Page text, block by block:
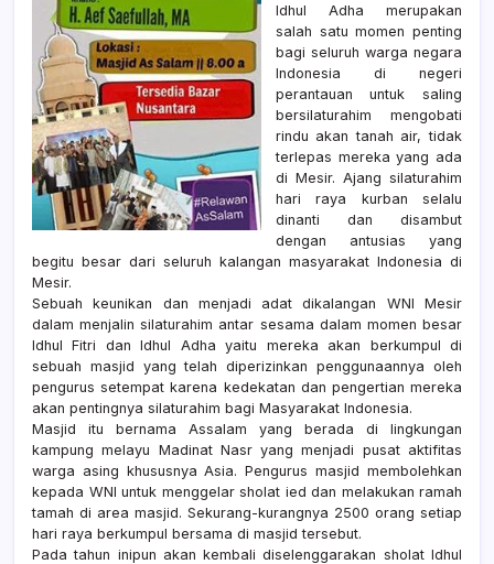
Idhul Adha merupakan
salah satu momen penting
bagi seluruh warga negara
Indonesia di negeri
perantauan untuk saling
bersilaturahim mengobati
rindu akan tanah air, tidak
terlepas mereka yang ada
di Mesir. Ajang silaturahim
hari raya kurban selalu
dinanti dan disambut
dengan antusias yang
begitu besar dari seluruh kalangan masyarakat Indonesia di
Mesir.
Sebuah keunikan dan menjadi adat dikalangan WNI Mesir
dalam menjalin silaturahim antar sesama dalam momen besar
Idhul Fitri dan Idhul Adha yaitu mereka akan berkumpul di
sebuah masjid yang telah diperizinkan penggunaannya oleh
pengurus setempat karena kedekatan dan pengertian mereka
akan pentingnya silaturahim bagi Masyarakat Indonesia.
Masjid itu bernama Assalam yang berada di lingkungan
kampung melayu Madinat Nasr yang menjadi pusat aktifitas
warga asing khususnya Asia. Pengurus masjid membolehkan
kepada WNI untuk menggelar sholat ied dan melakukan ramah
tamah di area masjid. Sekurang-kurangnya 2500 orang setiap
hari raya berkumpul bersama di masjid tersebut.
Pada tahun inipun akan kembali diselenggarakan sholat Idhul